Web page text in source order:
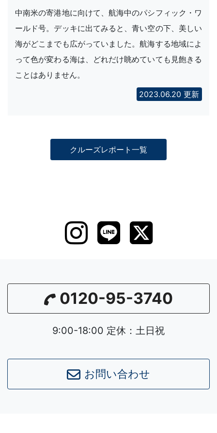
中南米の寄港地に向けて、航海中のパシフィック・ワ
ールド号。デッキに出てみると、青い空の下、美しい
海がどこまでも広がっていました。航海する地域によ
って色が変わる海は、どれだけ眺めていても見飽きる
ことはありません。
2023.06.20 更新
クルーズレポート一覧
0120-95-3740
9:00-18:00 定休：土日祝
お問い合わせ